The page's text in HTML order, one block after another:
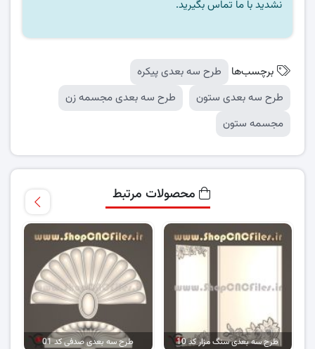
نشدید با ما تماس بگیرید.
برچسب‌ها
طرح سه بعدی پیکره
طرح سه بعدی ستون
طرح سه بعدی مجسمه زن
مجسمه ستون
محصولات مرتبط
طرح سه بعدی سنگ مزار کد 10 طرح سه بعدی صدفی کد 01